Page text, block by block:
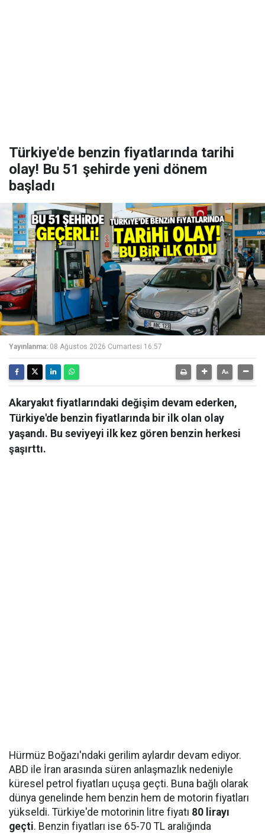
Türkiye'de benzin fiyatlarında tarihi
olay! Bu 51 şehirde yeni dönem
başladı
Yayınlanma: 08 Ağustos 2026 Cumartesi 16:57
Akaryakıt fiyatlarındaki değişim devam ederken,
Türkiye'de benzin fiyatlarında bir ilk olan olay
yaşandı. Bu seviyeyi ilk kez gören benzin herkesi
şaşırttı.
Hürmüz Boğazı'ndaki gerilim aylardır devam ediyor.
ABD ile İran arasında süren anlaşmazlık nedeniyle
küresel petrol fiyatları uçuşa geçti. Buna bağlı olarak
dünya genelinde hem benzin hem de motorin fiyatları
yükseldi. Türkiye'de motorinin litre fiyatı 80 lirayı
geçti. Benzin fiyatları ise 65-70 TL aralığında